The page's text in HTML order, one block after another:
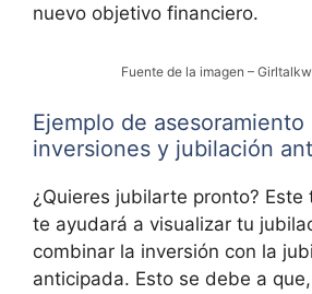
nuevo objetivo financiero.
Fuente de la imagen –
Ejemplo de asesoramiento
inversiones y jubilación
¿Quieres jubilarte pronto?
te ayudará a visualizar tu
combinar la inversión con la
anticipada. Esto se debe a